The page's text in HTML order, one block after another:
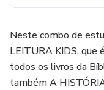
Neste combo de
LEITURA KIDS, que
todos os livros da
também A